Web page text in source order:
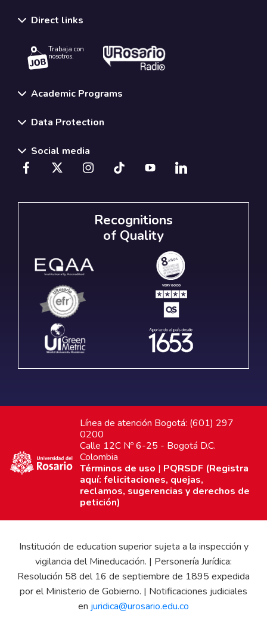
Direct links
Trabaja con
nosotros.
Academic Programs
Data Protection
Social media
Recognitions
of Quality
Línea de atención Bogotá: (601) 297
0200
Calle 12C Nº 6-25 - Bogotá D.C.
Colombia
Términos de uso | PQRSDF (Registra
aquí: felicitaciones, quejas,
reclamos, sugerencias y derechos de
petición)
Institución de education superior sujeta a la inspección y
vigilancia del Mineducación. | Personería Jurídica:
Resolución 58 del 16 de septiembre de 1895 expedida
por el Ministerio de Gobierno. | Notificaciones judiciales
en juridica@urosario.edu.co